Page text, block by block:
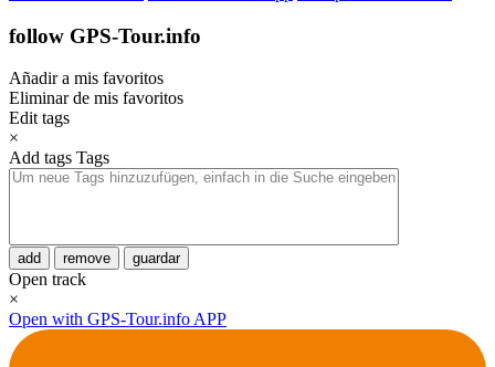
follow GPS-Tour.info
Añadir a mis favoritos
Eliminar de mis favoritos
Edit tags
×
Add tags Tags
add remove guardar
Open track
×
Open with GPS-Tour.info APP